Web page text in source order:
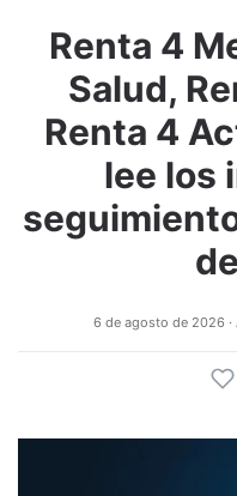
Renta 4
Salud,
Renta 4
lee los
6 de agosto de 2026